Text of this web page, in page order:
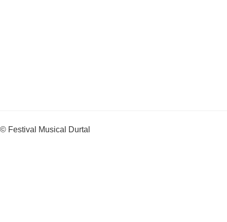
© Festival Musical Durtal